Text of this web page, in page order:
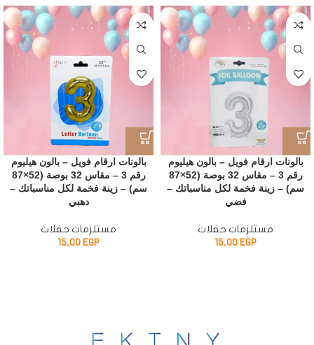
بالونات ارقام فويل – بالون هيليوم
رقم 3 – مقاس 32 بوصة (52×87
سم) – زينة فخمة لكل مناسباتك –
فضي
مستلزمات حفلات
15,00 EGP
بالونات ارقام فويل – بالون هيليوم
رقم 3 – مقاس 32 بوصة (52×87
سم) – زينة فخمة لكل مناسباتك –
دهبي
مستلزمات حفلات
15,00 EGP